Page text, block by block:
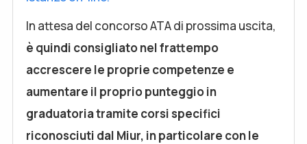
In attesa del concorso ATA di prossima uscita,
è quindi consigliato nel frattempo
accrescere le proprie competenze e
aumentare il proprio punteggio in
graduatoriatramite corsi specifici
riconosciuti dal Miur, in particolare con le